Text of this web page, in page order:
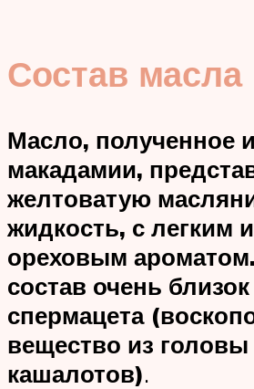
Состав масла
Масло, полученное
макадамии,
желтоватую
жидкость, с легким
ореховым
состав очень близок
спермацета
вещество из головы
кашалотов).